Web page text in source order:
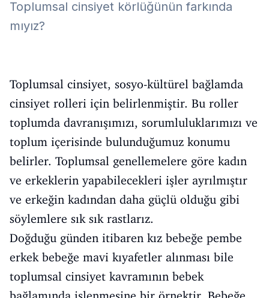
Toplumsal cinsiyet körlüğünün farkında
mıyız?
Toplumsal cinsiyet, sosyo-kültürel bağlamda
cinsiyet rolleri için belirlenmiştir. Bu roller
toplumda davranışımızı, sorumluluklarımızı ve
toplum içerisinde bulunduğumuz konumu
belirler. Toplumsal genellemelere göre kadın
ve erkeklerin yapabilecekleri işler ayrılmıştır
ve erkeğin kadından daha güçlü olduğu gibi
söylemlere sık sık rastlarız.
Doğduğu günden itibaren kız bebeğe pembe
erkek bebeğe mavi kıyafetler alınması bile
toplumsal cinsiyet kavramının bebek